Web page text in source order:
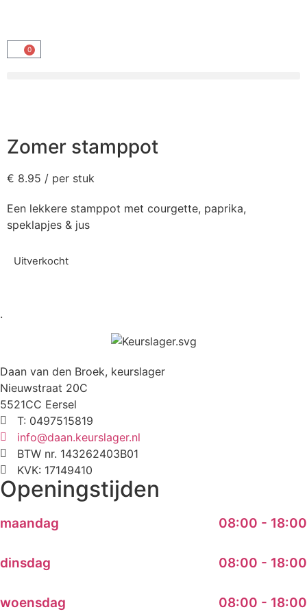
0
Zomer stamppot
€ 8.95 / per stuk
Een lekkere stamppot met courgette, paprika,
speklapjes & jus
Uitverkocht
.
Daan van den Broek, keurslager
Nieuwstraat 20C
5521CC Eersel
T: 0497515819
info@daan.keurslager.nl
BTW nr. 143262403B01
KVK: 17149410
Openingstijden
maandag 08:00 - 18:00
dinsdag 08:00 - 18:00
woensdag 08:00 - 18:00